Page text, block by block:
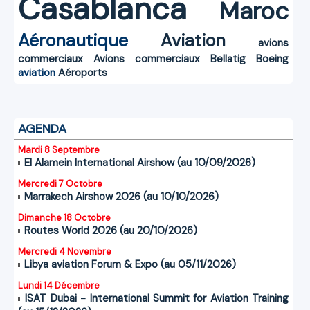
Casablanca Maroc
Aéronautique Aviation
avions
commerciaux
Avions commerciaux Bellatig
Boeing
aviation Aéroports
AGENDA
Mardi 8 Septembre
El Alamein International Airshow (au 10/09/2026)
Mercredi 7 Octobre
Marrakech Airshow 2026 (au 10/10/2026)
Dimanche 18 Octobre
Routes World 2026 (au 20/10/2026)
Mercredi 4 Novembre
Libya aviation Forum & Expo (au 05/11/2026)
Lundi 14 Décembre
ISAT Dubai - International Summit for Aviation Training